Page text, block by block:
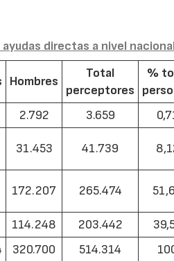
directas a nivel
Hombres
Total
perceptores
%
2.792 3.659
31.453 41.739
172.207 265.474
114.248 203.442
320.700 514.314